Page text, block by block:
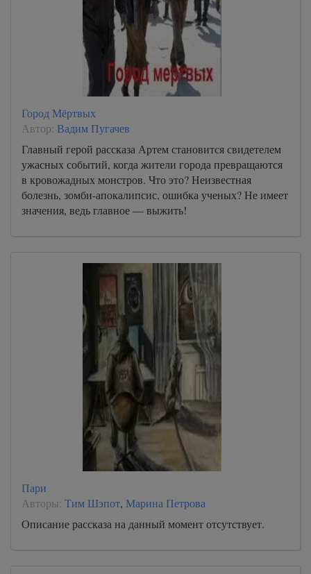
Город Мёртвых
Автор: Вадим Пугачев
Главный герой рассказа Артем становится свидетелем
ужасных событий, когда жители города превращаются
в кровожадных монстров. Что это? Неизвестная
болезнь, зомби-апокалипсис, ошибка ученых? Не имеет
значения, ведь главное — выжить!
Пари
Авторы: Тим Шэпот, Марина Петрова
Описание рассказа на данный момент отсутствует.